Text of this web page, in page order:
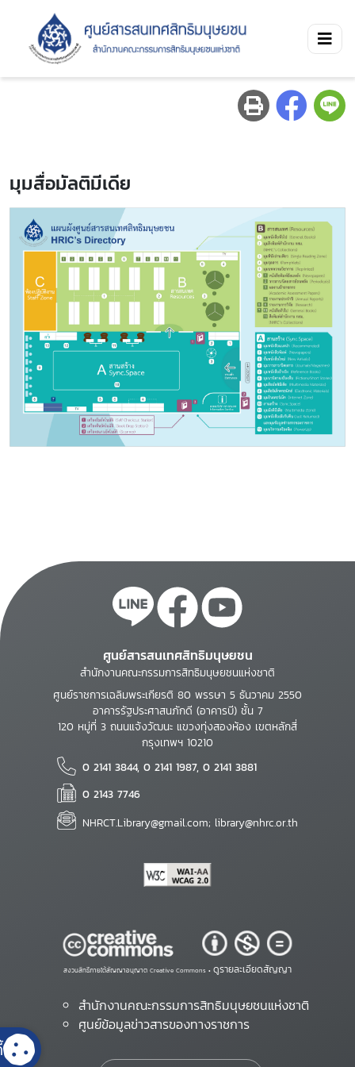
มุมสื่อมัลติมีเดีย
ศูนย์สารสนเทศสิทธิมนุษยชน
สำนักงานคณะกรรมการสิทธิมนุษยชนแห่งชาติ
ศูนย์ราชการเฉลิมพระเกียรติ 80 พรรษา 5 ธันวาคม 2550
อาคารรัฐประศาสนภักดี (อาคารบี) ชั้น 7
120 หมู่ที่ 3 ถนนแจ้งวัฒนะ แขวงทุ่งสองห้อง เขตหลักสี่
กรุงเทพฯ 10210
0 2141 3844, 0 2141 1987, 0 2141 3881
0 2143 7746
NHRCT.Library@gmail.com; library@nhrc.or.th
สงวนสิทธิ์ภายใต้สัญญาอนุญาต Creative Commons • ดูรายละเอียดสัญญา
สำนักงานคณะกรรมการสิทธิมนุษยชนแห่งชาติ
ศูนย์ข้อมูลข่าวสารของทางราชการ